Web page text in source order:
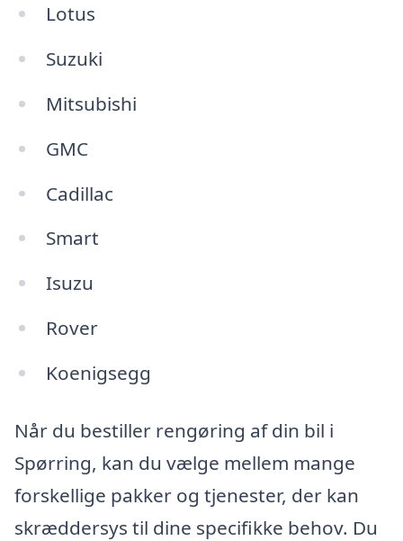
Lotus
Suzuki
Mitsubishi
GMC
Cadillac
Smart
Isuzu
Rover
Koenigsegg
Når du bestiller rengøring af din bil i
Spørring, kan du vælge mellem mange
forskellige pakker og tjenester, der kan
skræddersys til dine specifikke behov. Du